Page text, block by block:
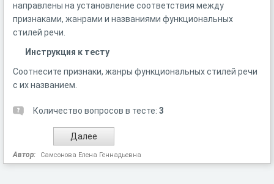
направлены на установление соответствия между
признаками, жанрами и названиями функциональных
стилей речи.
Инструкция к тесту
Соотнесите признаки, жанры функциональных стилей речи
с их названием.
Количество вопросов в тесте: 3
Автор: Самсонова Елена Геннадьевна